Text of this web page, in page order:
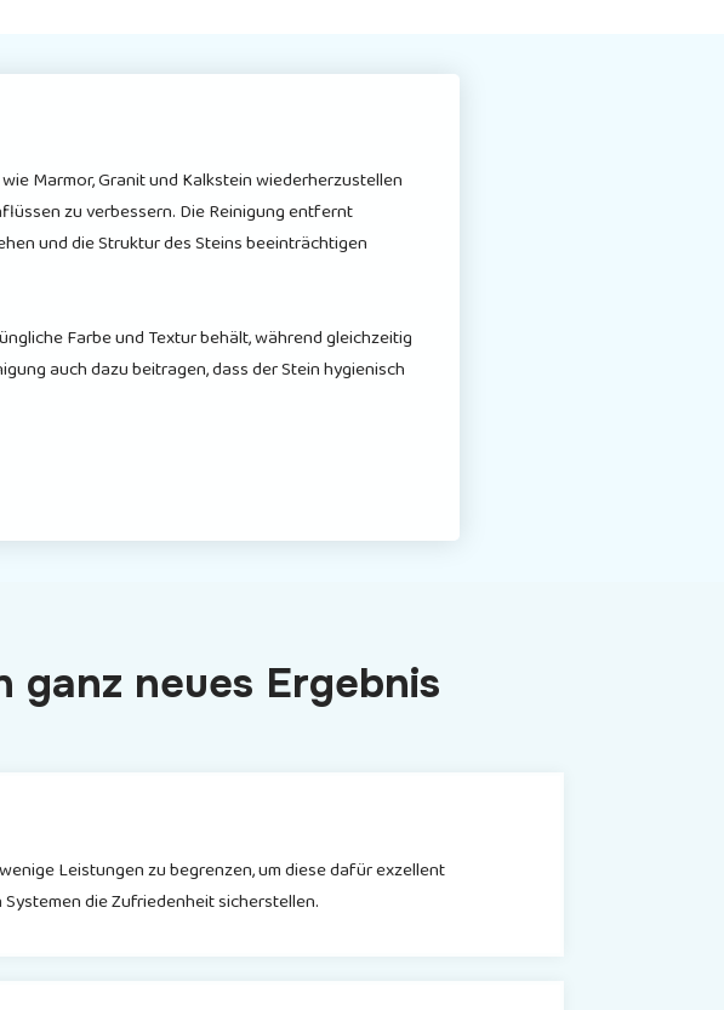
Marmor, Granit und Kalkstein wiederherzustellen
zu verbessern. Die Reinigung entfernt
und die Struktur des Steins beeinträchtigen
Farbe und Textur behält, während gleichzeitig
auch dazu beitragen, dass der Stein hygienisch
ganz neues Ergebnis
Leistungen zu begrenzen, um diese dafür exzellent
die Zufriedenheit sicherstellen.